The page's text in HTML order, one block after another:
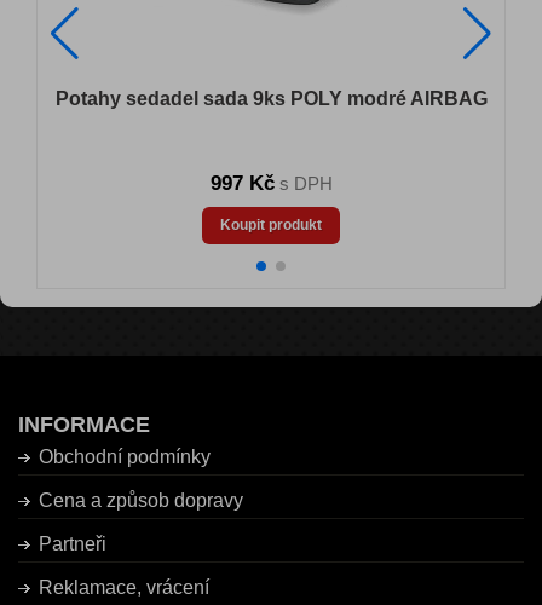
Potahy sedadel sada 9ks POLY modré AIRBAG
997 Kčs DPH
Koupit produkt
INFORMACE
Obchodní podmínky
Cena a způsob dopravy
Partneři
Reklamace, vrácení